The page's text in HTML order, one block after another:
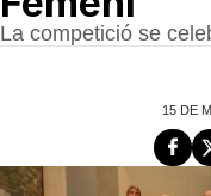
La competició se
15 DE